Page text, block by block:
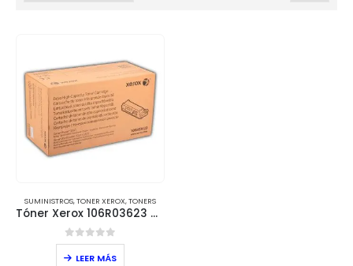
SUMINISTROS,TONER XEROX,TONERS
Tóner Xerox 106R03623 Negro – Extra Alta Capacidad (15,000 páginas)
0out of 5
LEER MÁS